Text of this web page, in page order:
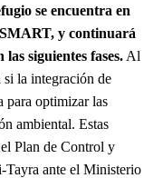
se encuentra en
y continuará
siguientes fases. Al
la integración de
para optimizar las
ambiental. Estas
Plan de Control y
Tayra ante el Ministerio